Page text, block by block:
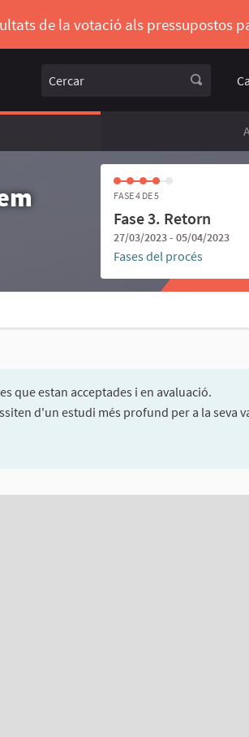
de la votació als pressupostos
FASE 4 DE 5
Fase 3. Retorn
27/03/2023 - 05/04/2023
Fases del procés
que estan acceptades i en avaluació.
d'un estudi més profund per a la seva
L'element es pot fer servir amb un lector